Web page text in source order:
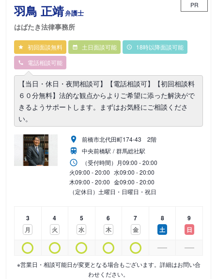
羽鳥 正靖弁護士
はばたき法律事務所
PR
初回面談無料 土日面談可能
18時以降面談可能
電話相談可能
【当日・休日・夜間相談可】【電話相談可】【初回相談料
６０分無料】法的な観点からよりご希望に添った解決がで
きるようサポートします。まずはお気軽にご相談くださ
い。
前橋市北代田町174-43 2階
中央前橋駅
群馬総社駅
（受付時間） 月09:00 - 20:00
火09:00 - 20:00 水09:00 - 20:00
木09:00 - 20:00 金09:00 - 20:00
（定休日）土曜日・日曜日・祝日
3
月
4
火
5
水
6
木
7
金
8
土
9
日
※営業日・相談可能日が変更となる場合もございます。詳細はお問い合
わせください。